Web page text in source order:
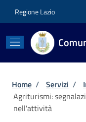
Regione Lazio
Briciole di
Home / Servizi /
Agriturismi:
nell'attività